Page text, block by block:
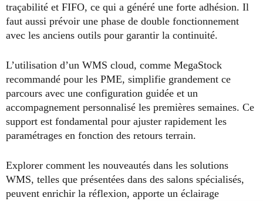
traçabilité et FIFO, ce qui a généré une forte adhésion. Il
faut aussi prévoir une phase de double fonctionnement
avec les anciens outils pour garantir la continuité.
L’utilisation d’un WMS cloud, comme MegaStock
recommandé pour les PME, simplifie grandement ce
parcours avec une configuration guidée et un
accompagnement personnalisé les premières semaines. Ce
support est fondamental pour ajuster rapidement les
paramétrages en fonction des retours terrain.
Explorer comment les nouveautés dans les solutions
WMS, telles que présentées dans des salons spécialisés,
peuvent enrichir la réflexion, apporte un éclairage